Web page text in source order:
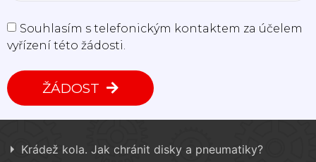
Souhlasím s telefonickým kontaktem za účelem
vyřízení této žádosti.
ŽÁDOST
Krádež kola. Jak chránit disky a pneumatiky?